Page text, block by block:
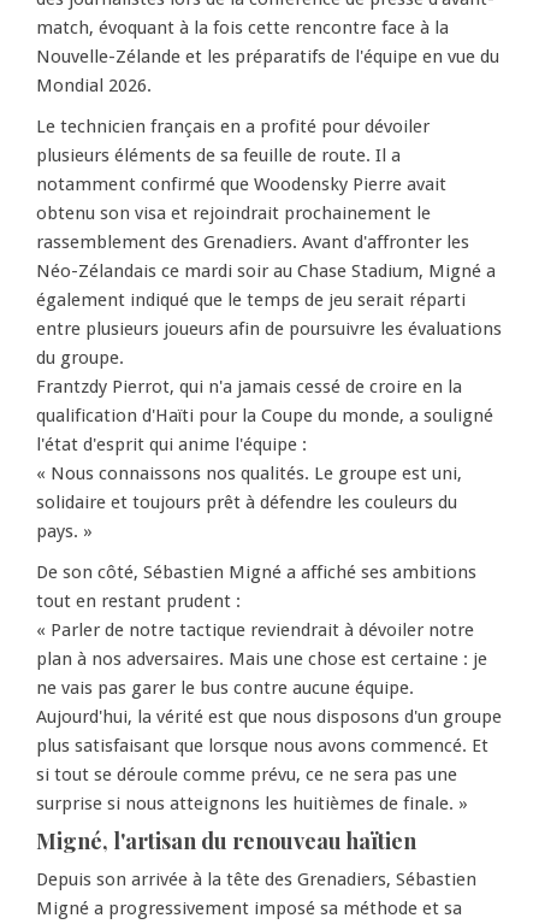
match, évoquant à la fois cette rencontre face à la
Nouvelle-Zélande et les préparatifs de l'équipe en vue du
Mondial 2026.
Le technicien français en a profité pour dévoiler
plusieurs éléments de sa feuille de route. Il a
notamment confirmé que Woodensky Pierre avait
obtenu son visa et rejoindrait prochainement le
rassemblement des Grenadiers. Avant d'affronter les
Néo-Zélandais ce mardi soir au Chase Stadium, Migné a
également indiqué que le temps de jeu serait réparti
entre plusieurs joueurs afin de poursuivre les évaluations
du groupe.
Frantzdy Pierrot, qui n'a jamais cessé de croire en la
qualification d'Haïti pour la Coupe du monde, a souligné
l'état d'esprit qui anime l'équipe :
« Nous connaissons nos qualités. Le groupe est uni,
solidaire et toujours prêt à défendre les couleurs du
pays. »
De son côté, Sébastien Migné a affiché ses ambitions
tout en restant prudent :
« Parler de notre tactique reviendrait à dévoiler notre
plan à nos adversaires. Mais une chose est certaine : je
ne vais pas garer le bus contre aucune équipe.
Aujourd'hui, la vérité est que nous disposons d'un groupe
plus satisfaisant que lorsque nous avons commencé. Et
si tout se déroule comme prévu, ce ne sera pas une
surprise si nous atteignons les huitièmes de finale. »
Migné, l'artisan du renouveau haïtien
Depuis son arrivée à la tête des Grenadiers, Sébastien
Migné a progressivement imposé sa méthode et sa